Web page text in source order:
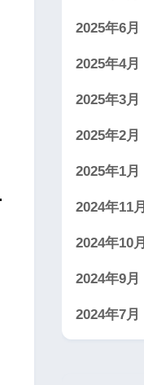
2025年6月
2025年4月
2025年3月
2025年2月
2025年1月
2024年11月
2024年10月
2024年9月
2024年7月